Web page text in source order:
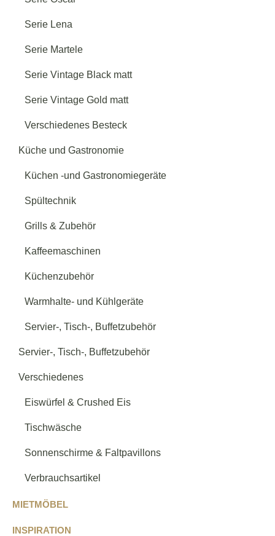
Serie Lena
Serie Martele
Serie Vintage Black matt
Serie Vintage Gold matt
Verschiedenes Besteck
Küche und Gastronomie
Küchen -und Gastronomiegeräte
Spültechnik
Grills & Zubehör
Kaffeemaschinen
Küchenzubehör
Warmhalte- und Kühlgeräte
Servier-, Tisch-, Buffetzubehör
Servier-, Tisch-, Buffetzubehör
Verschiedenes
Eiswürfel & Crushed Eis
Tischwäsche
Sonnenschirme & Faltpavillons
Verbrauchsartikel
MIETMÖBEL
INSPIRATION